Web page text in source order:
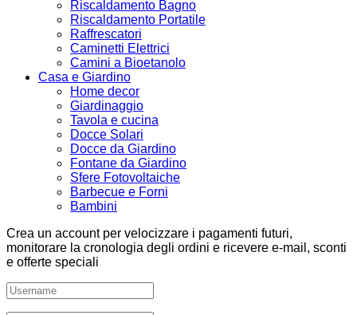
Riscaldamento Bagno
Riscaldamento Portatile
Raffrescatori
Caminetti Elettrici
Camini a Bioetanolo
Casa e Giardino
Home decor
Giardinaggio
Tavola e cucina
Docce Solari
Docce da Giardino
Fontane da Giardino
Sfere Fotovoltaiche
Barbecue e Forni
Bambini
Crea un account per velocizzare i pagamenti futuri,
monitorare la cronologia degli ordini e ricevere e-mail, sconti
e offerte speciali